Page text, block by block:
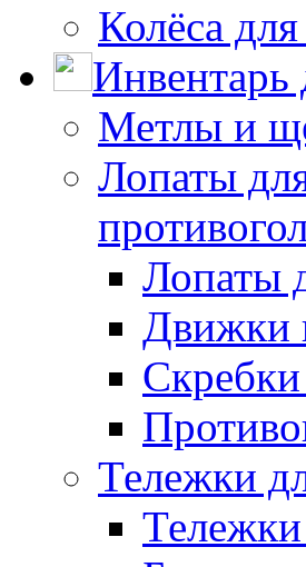
Колёса
Инвентарь
Метлы и
Лопаты
Лопаты
Движки
Тележки